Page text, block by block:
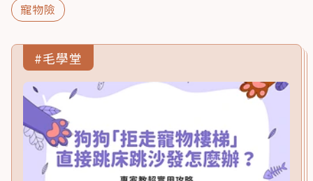
寵物險
#毛學堂